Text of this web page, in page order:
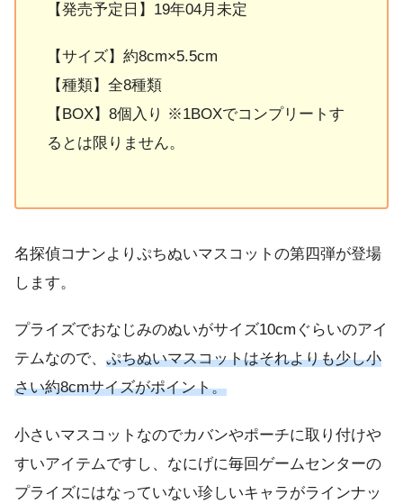
【発売予定日】19年04月未定
【サイズ】約8cm×5.5cm
【種類】全8種類
【BOX】8個入り ※1BOXでコンプリートす
るとは限りません。
名探偵コナンよりぷちぬいマスコットの第四弾が登場
します。
プライズでおなじみのぬいがサイズ10cmぐらいのアイ
テムなので、 ぷちぬいマスコットはそれよりも少し小
さい約8cmサイズがポイント。
小さいマスコットなのでカバンやポーチに取り付けや
すいアイテムですし、なにげに毎回ゲームセンターの
プライズにはなっていない珍しいキャラがラインナッ